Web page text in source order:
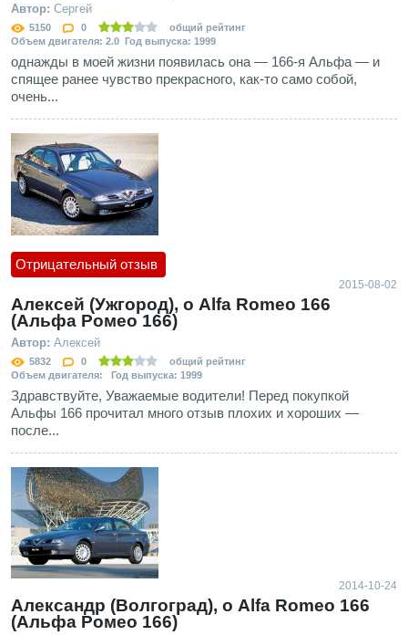
Автор: Сергей
5150 0
общий рейтинг
Объем двигателя: 2.0 Год выпуска: 1999
однажды в моей жизни появилась она — 166-я Альфа — и
спящее ранее чувство прекрасного, как-то само собой,
очень...
Отрицательный отзыв
2015-08-02
Алексей (Ужгород), о Alfa Romeo 166
(Альфа Ромео 166)
Автор: Алексей
5832 0
общий рейтинг
Объем двигателя: Год выпуска: 1999
Здравствуйте, Уважаемые водители! Перед покупкой
Альфы 166 прочитал много отзыв плохих и хороших —
после...
2014-10-24
Александр (Волгоград), о Alfa Romeo 166
(Альфа Ромео 166)